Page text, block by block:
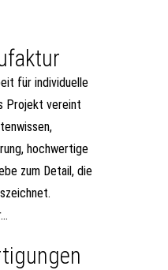
für individuelle
Projekt vereint
hochwertige
zum Detail, die